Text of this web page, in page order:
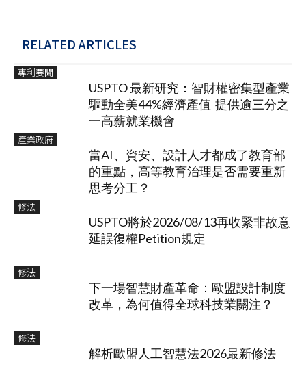
RELATED ARTICLES
專利要聞
USPTO 最新研究：智財權密集型產業
驅動全美44%經濟產值 提供逾三分之
一高薪就業機會
產業政府
當AI、資安、設計人才都成了教育部
的重點，高等教育治理是否需要重新
思考分工？
修法
USPTO將於2026/08/13再收緊非故意
延誤復權Petition規定
修法
下一場智慧財產革命：歐盟設計制度
改革，為何值得全球科技業關注？
修法
解析歐盟人工智慧法2026最新修法